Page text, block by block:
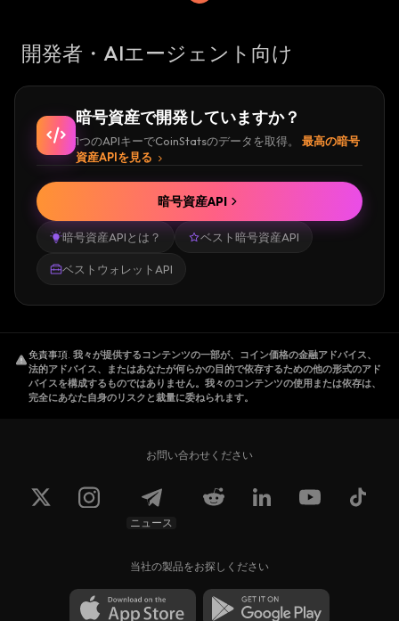
開発者・AIエージェント向け
暗号資産で開発していますか？
1つのAPIキーでCoinStatsのデータを取得。
最高の暗号
資産APIを見る
暗号資産APIとは？ ベスト暗号資産API
ベストウォレットAPI
暗号資産API
免責事項. 我々が提供するコンテンツの一部が、コイン価格の金融アドバイス、
法的アドバイス、またはあなたが何らかの目的で依存するための他の形式のアド
バイスを構成するものではありません。我々のコンテンツの使用または依存は、
完全にあなた自身のリスクと裁量に委ねられます。
お問い合わせください
ニュース
当社の製品をお探しください